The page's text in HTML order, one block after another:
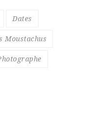
Dates
Moustachus